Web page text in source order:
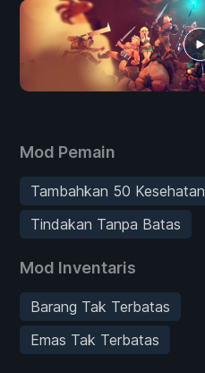
Mod Pemain
Tambahkan 50 Kesehatan
Tindakan Tanpa Batas
Mod Inventaris
Barang Tak Terbatas
Emas Tak Terbatas